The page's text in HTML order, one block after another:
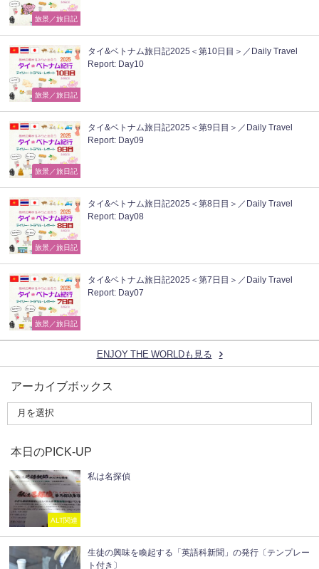
旅景／旅日記
旅景／旅日記
タイ&ベトナム旅日記2025＜第10日目＞／Daily Travel
Report: Day10
旅景／旅日記
タイ&ベトナム旅日記2025＜第9日目＞／Daily Travel
Report: Day09
旅景／旅日記
タイ&ベトナム旅日記2025＜第8日目＞／Daily Travel
Report: Day08
旅景／旅日記
タイ&ベトナム旅日記2025＜第7日目＞／Daily Travel
Report: Day07
ENJOY THE WORLDも見る
アーカイブボックス
本日のPICK-UP
ALT関連
私は名探偵
生徒の興味を喚起する「英語科新聞」の発行〔テンプレー
ト付き〕